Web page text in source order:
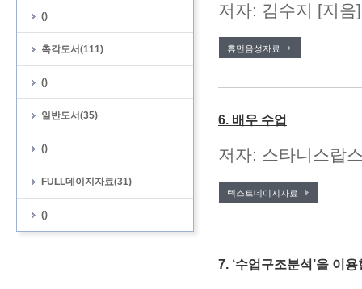
()
촉각도서(111)
()
일반도서(35)
()
FULL데이지자료(31)
()
저자: 김수지 [지
휴먼음성자료
6. 배우 수업
저자: 스타니스랍
텍스트데이지자료
7. ‘수업구조분석’을 이